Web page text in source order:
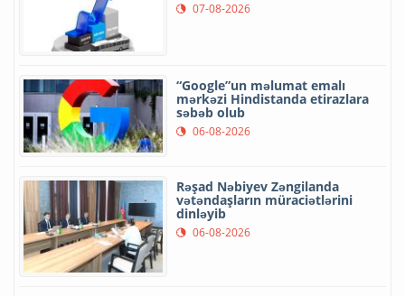
07-08-2026
“Google”un məlumat emalı
mərkəzi Hindistanda etirazlara
səbəb olub
06-08-2026
Rəşad Nəbiyev Zəngilanda
vətəndaşların müraciətlərini
dinləyib
06-08-2026